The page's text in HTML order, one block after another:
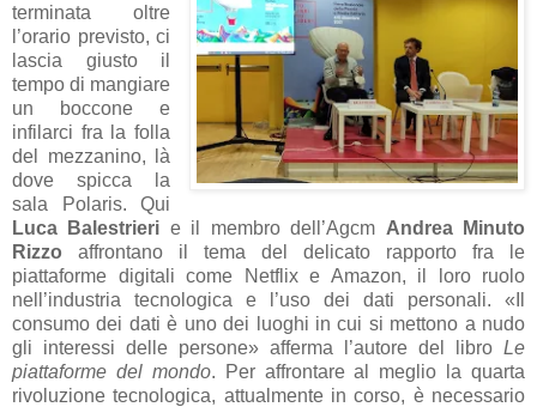
terminata oltre
l’orario previsto, ci
lascia giusto il
tempo di mangiare
un boccone e
infilarci fra la folla
del mezzanino, là
dove spicca la
sala Polaris. Qui
Luca Balestrieri e il membro dell’Agcm Andrea Minuto
Rizzo affrontano il tema del delicato rapporto fra le
piattaforme digitali come Netflix e Amazon, il loro ruolo
nell’industria tecnologica e l’uso dei dati personali. «Il
consumo dei dati è uno dei luoghi in cui si mettono a nudo
gli interessi delle persone» afferma l’autore del libro Le
piattaforme del mondo. Per affrontare al meglio la quarta
rivoluzione tecnologica, attualmente in corso, è necessario